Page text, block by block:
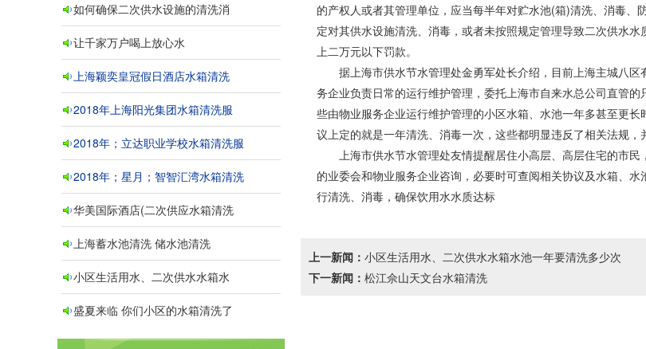
如何确保二次供水设施的清洗消
让千家万户喝上放心水
上海颖奕皇冠假日酒店水箱清洗
2018年上海阳光集团水箱清洗服
2018年；立达职业学校水箱清洗服
2018年；星月；智智汇湾水箱清洗
华美国际酒店(二次供应水箱清洗
上海蓄水池清洗 储水池清洗
小区生活用水、二次供水水箱水
盛夏来临 你们小区的水箱清洗了
的产权人或者其管理单位，应当每半年对贮水池(箱)清洗、消毒
定对其供水设施清洗、消毒，或者未按照规定管理导致二次供水
上二万元以下罚款。
据上海市供水节水管理处金勇军处长介绍，目前上海主城八区
务企业负责日常的运行维护管理，委托上海市自来水总公司直管
些由物业服务企业运行维护管理的小区水箱、水池一年多甚至更
议上定的就是一年清洗、消毒一次，这些都明显违反了相关法规，
上海市供水节水管理处友情提醒居住小高层、高层住宅的市民
的业委会和物业服务企业咨询，必要时可查阅相关协议及水箱、
行清洗、消毒，确保饮用水水质达标
上一新闻： 小区生活用水、二次供水水箱水池一年要清洗多少次
下一新闻： 松江佘山天文台水箱清洗